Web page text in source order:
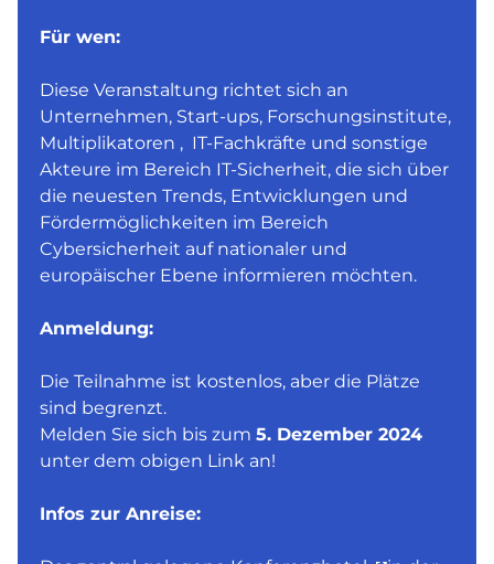
Für wen:
Diese Veranstaltung richtet sich an
Unternehmen, Start-ups, Forschungsinstitute,
Multiplikatoren , IT-Fachkräfte und sonstige
Akteure im Bereich IT-Sicherheit, die sich über
die neuesten Trends, Entwicklungen und
Fördermöglichkeiten im Bereich
Cybersicherheit auf nationaler und
europäischer Ebene informieren möchten.
Anmeldung:
Die Teilnahme ist kostenlos, aber die Plätze
sind begrenzt.
Melden Sie sich bis zum 5. Dezember 2024
unter dem obigen Link an!
Infos zur Anreise: